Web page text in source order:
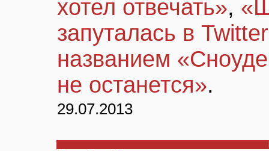
хотел отвечать»,
запуталась в
названием
не останется».
29.07.2013